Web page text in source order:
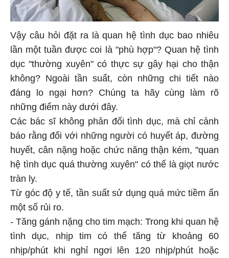
Vậy câu hỏi đặt ra là quan hệ tình dục bao nhiêu
lần một tuần được coi là "phù hợp"? Quan hệ tình
dục "thường xuyên" có thực sự gây hại cho thận
không? Ngoài tần suất, còn những chi tiết nào
đáng lo ngại hơn? Chúng ta hãy cùng làm rõ
những điểm này dưới đây.
Các bác sĩ không phản đối tình dục, mà chỉ cảnh
báo rằng đối với những người có huyết áp, đường
huyết, cân nặng hoặc chức năng thận kém, "quan
hệ tình dục quá thường xuyên" có thể là giọt nước
tràn ly.
Từ góc độ y tế, tần suất sử dụng quá mức tiềm ẩn
một số rủi ro.
- Tăng gánh nặng cho tim mạch: Trong khi quan hệ
tình dục, nhịp tim có thể tăng từ khoảng 60
nhịp/phút khi nghỉ ngơi lên 120 nhịp/phút hoặc